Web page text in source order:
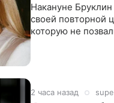
Накануне
своей повторной
которую не
2 часа назад